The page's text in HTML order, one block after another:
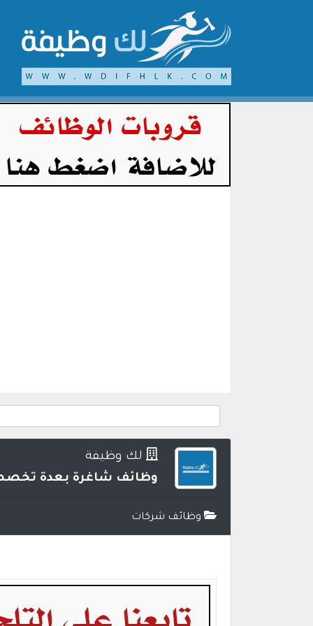
لك وظيفة
وظائف شاغرة بعدة
وظائف شركات